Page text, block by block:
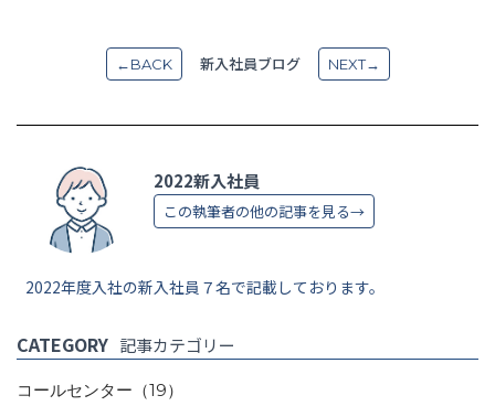
←BACK 新入社員ブログ NEXT→
2022新入社員
この執筆者の他の記事を見る→
2022年度入社の新入社員７名で記載しております。
CATEGORY 記事カテゴリー
コールセンター （19）